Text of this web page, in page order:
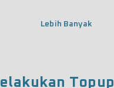
Lebih Banyak
Topup